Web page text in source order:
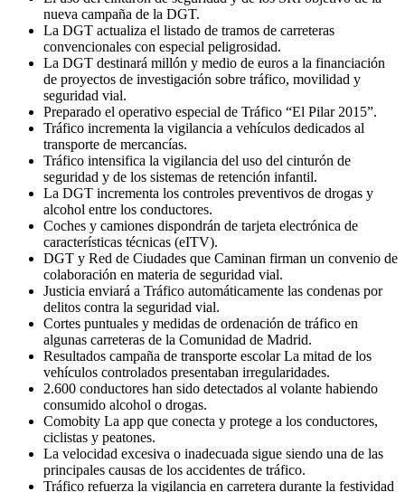
nueva campaña de la DGT.
La DGT actualiza el listado de tramos de carreteras
convencionales con especial peligrosidad.
La DGT destinará millón y medio de euros a la financiación
de proyectos de investigación sobre tráfico, movilidad y
seguridad vial.
Preparado el operativo especial de Tráfico “El Pilar 2015”.
Tráfico incrementa la vigilancia a vehículos dedicados al
transporte de mercancías.
Tráfico intensifica la vigilancia del uso del cinturón de
seguridad y de los sistemas de retención infantil.
La DGT incrementa los controles preventivos de drogas y
alcohol entre los conductores.
Coches y camiones dispondrán de tarjeta electrónica de
características técnicas (eITV).
DGT y Red de Ciudades que Caminan firman un convenio de
colaboración en materia de seguridad vial.
Justicia enviará a Tráfico automáticamente las condenas por
delitos contra la seguridad vial.
Cortes puntuales y medidas de ordenación de tráfico en
algunas carreteras de la Comunidad de Madrid.
Resultados campaña de transporte escolar La mitad de los
vehículos controlados presentaban irregularidades.
2.600 conductores han sido detectados al volante habiendo
consumido alcohol o drogas.
Comobity La app que conecta y protege a los conductores,
ciclistas y peatones.
La velocidad excesiva o inadecuada sigue siendo una de las
principales causas de los accidentes de tráfico.
Tráfico refuerza la vigilancia en carretera durante la festividad